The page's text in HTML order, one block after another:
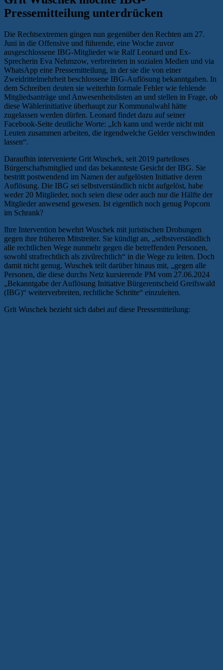
Pressemitteilung unterdrücken
Die Rechtsextremen gingen nun gegenüber den Rechten am 27.
Juni in die Offensive und führende, eine Woche zuvor
ausgeschlossene IBG-Mitglieder wie Ralf Leonard und Ex-
Sprecherin Eva Nehmzow, verbreiteten in sozialen Medien und via
WhatsApp eine Pressemitteilung, in der sie die von einer
Zweidrittelmehrheit beschlossene IBG-Auflösung bekanntgaben. In
dem Schreiben deuten sie weiterhin formale Fehler wie fehlende
Mitgliedsanträge und Anwesenheitslisten an und stellen in Frage, ob
diese Wählerinitiative überhaupt zur Kommunalwahl hätte
zugelassen werden dürfen. Leonard findet dazu auf seiner
Facebook-Seite deutliche Worte: „Ich kann und werde nicht mit
Leuten zusammen arbeiten, die irgendwelche Gelder verschwinden
lassen“.
Daraufhin intervenierte Grit Wuschek, seit 2019 parteiloses
Bürgerschaftsmitglied und das bekannteste Gesicht der IBG. Sie
bestritt postwendend im Namen der aufgelösten Initiative deren
Auflösung. Die IBG sei selbstverständlich nicht aufgelöst, habe
weder 20 Mitglieder, noch seien diese oder auch nur die Hälfte der
Mitglieder anwesend gewesen. Ist eigentlich noch genug Popcorn
im Schrank?
Ihre Intervention bewehrt Wuschek mit juristischen Drohungen
gegen ihre früheren Mitstreiter. Sie kündigt an, „selbstverständlich
alle rechtlichen Wege nunmehr gegen die betreffenden Personen,
sowohl strafrechtlich als zivilrechtlich“ in die Wege zu leiten. Doch
damit nicht genug, Wuschek teilt darüber hinaus mit, „gegen alle
Personen, die diese durchs Netz kursierende PM vom 27.06.2024
„Bekanntgabe der Auflösung Initiative Bürgerentscheid Greifswald
(IBG)“ weiterverbreiten, rechtliche Schritte“ einzuleiten.
Grit Wuschek bezieht sich dabei auf diese Pressemitteilung: